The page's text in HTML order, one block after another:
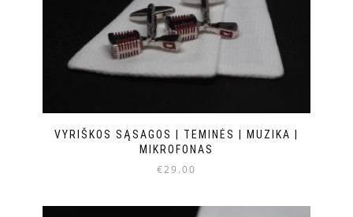
VYRIŠKOS SĄSAGOS | TEMINĖS | MUZIKA |
MIKROFONAS
€29.00